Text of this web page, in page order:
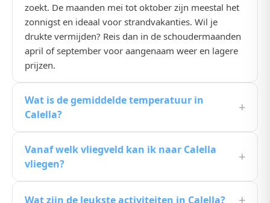
zoekt. De maanden mei tot oktober zijn meestal het
zonnigst en ideaal voor strandvakanties. Wil je
drukte vermijden? Reis dan in de schoudermaanden
april of september voor aangenaam weer en lagere
prijzen.
Wat is de gemiddelde temperatuur in
Calella?
+
zomermaanden rond de 25, 30°C. In de winter koelt
het wat af, maar het blijft een prima bestemming
voor wie de Nederlandse kou wil ontvluchten.
Vanaf welk vliegveld kan ik naar Calella
vliegen?
+
Wat zijn de leukste activiteiten in Calella? +